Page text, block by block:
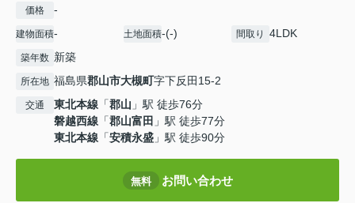
価格 -
建物面積- 土地面積-(-) 間取り 4LDK
築年数 新築
所在地 福島県郡山市大槻町字下反田15-2
交通 東北本線 「郡山 」駅 徒歩76分
磐越西線 「郡山富田 」駅 徒歩77分
東北本線 「安積永盛 」駅 徒歩90分
無料 お問い合わせ